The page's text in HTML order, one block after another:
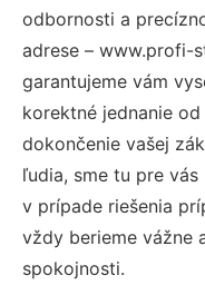
odbornosti a
adrese – www.profi-
garantujeme vám
korektné jednanie
dokončenie vašej
ľudia, sme tu pre
v prípade riešenia
vždy berieme vážne
spokojnosti.